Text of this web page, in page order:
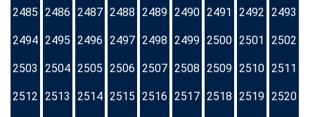
2485 2486 2487 2488 2489 2490 2491 2492 2493
2494 2495 2496 2497 2498 2499 2500 2501 2502
2503 2504 2505 2506 2507 2508 2509 2510 2511
2512 2513 2514 2515 2516 2517 2518 2519 2520